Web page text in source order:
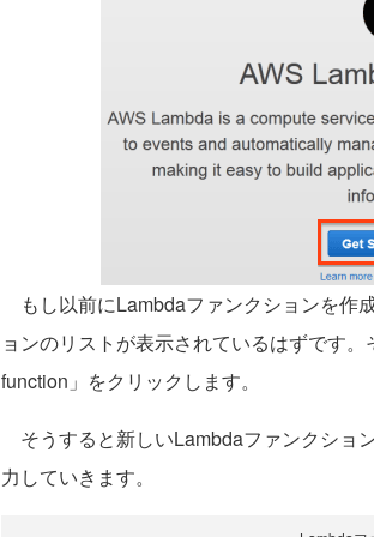
もし以前にLambdaファンクションを作
ョンのリストが表示されているはずです
function」をクリックします。
そうすると新しいLambdaファンクショ
力していきます。